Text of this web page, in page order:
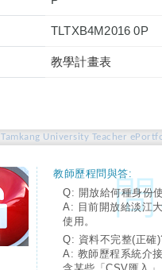
TLTXB4M2016 0P
教學計畫表
Tamkang University Teacher
教師歷程問與答:
Q: 開放給何種身份
A: 目前開放給淡江
使用。
Q: 資料不完整(正確
A: 教師歷程系統介